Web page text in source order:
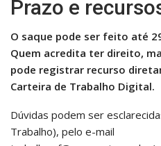
Prazo e
O saque pode ser feito até
Quem acredita ter direito,
pode registrar recurso
Carteira de Trabalho Digital.
Dúvidas podem ser
Trabalho), pelo e-mail